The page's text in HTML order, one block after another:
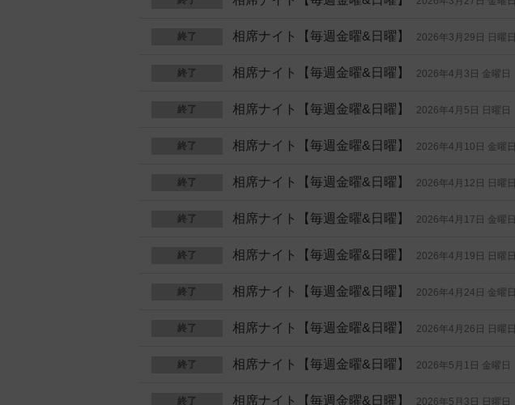
終了 相席ナイト【毎週金曜&日曜】 2026年3月29日 日曜日
終了 相席ナイト【毎週金曜&日曜】 2026年4月3日 金曜日
終了 相席ナイト【毎週金曜&日曜】 2026年4月5日 日曜日
終了 相席ナイト【毎週金曜&日曜】 2026年4月10日 金曜日
終了 相席ナイト【毎週金曜&日曜】 2026年4月12日 日曜日
終了 相席ナイト【毎週金曜&日曜】 2026年4月17日 金曜日
終了 相席ナイト【毎週金曜&日曜】 2026年4月19日 日曜日
終了 相席ナイト【毎週金曜&日曜】 2026年4月24日 金曜日
終了 相席ナイト【毎週金曜&日曜】 2026年4月26日 日曜日
終了 相席ナイト【毎週金曜&日曜】 2026年5月1日 金曜日
終了 相席ナイト【毎週金曜&日曜】 2026年5月3日 日曜日